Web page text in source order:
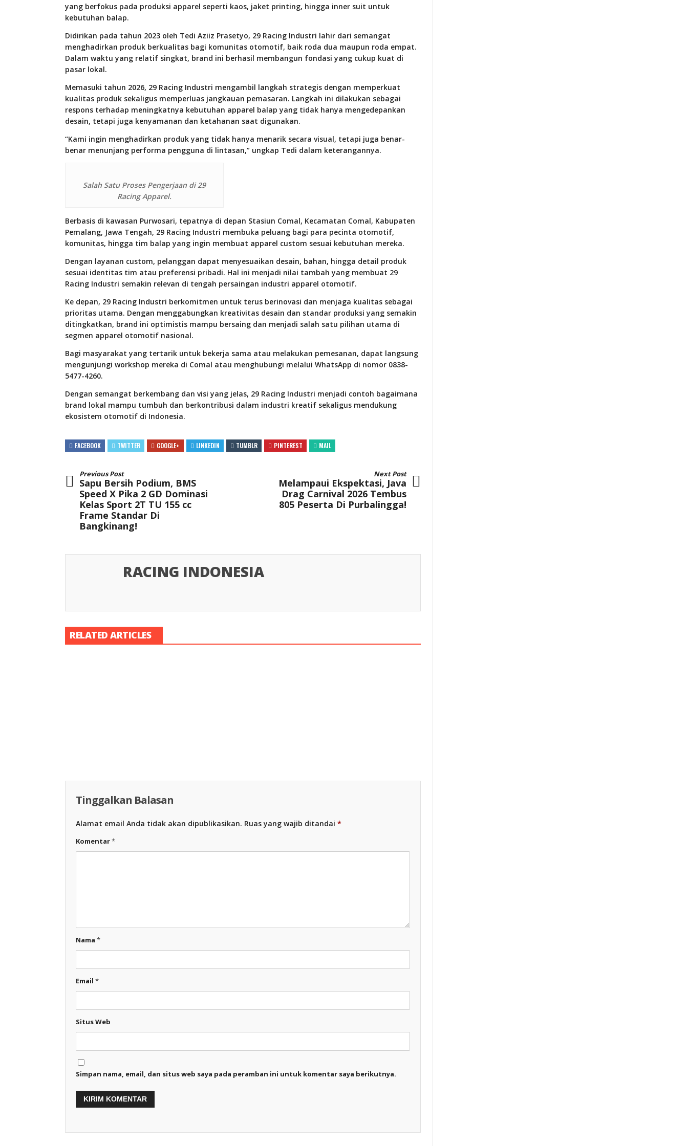
yang berfokus pada produksi apparel seperti kaos, jaket printing, hingga inner suit untuk
kebutuhan balap.
Didirikan pada tahun 2023 oleh Tedi Aziiz Prasetyo, 29 Racing Industri lahir dari semangat
menghadirkan produk berkualitas bagi komunitas otomotif, baik roda dua maupun roda empat.
Dalam waktu yang relatif singkat, brand ini berhasil membangun fondasi yang cukup kuat di
pasar lokal.
Memasuki tahun 2026, 29 Racing Industri mengambil langkah strategis dengan memperkuat
kualitas produk sekaligus memperluas jangkauan pemasaran. Langkah ini dilakukan sebagai
respons terhadap meningkatnya kebutuhan apparel balap yang tidak hanya mengedepankan
desain, tetapi juga kenyamanan dan ketahanan saat digunakan.
“Kami ingin menghadirkan produk yang tidak hanya menarik secara visual, tetapi juga benar-
benar menunjang performa pengguna di lintasan,” ungkap Tedi dalam keterangannya.
Salah Satu Proses Pengerjaan di 29
Racing Apparel.
Berbasis di kawasan Purwosari, tepatnya di depan Stasiun Comal, Kecamatan Comal, Kabupaten
Pemalang, Jawa Tengah, 29 Racing Industri membuka peluang bagi para pecinta otomotif,
komunitas, hingga tim balap yang ingin membuat apparel custom sesuai kebutuhan mereka.
Dengan layanan custom, pelanggan dapat menyesuaikan desain, bahan, hingga detail produk
sesuai identitas tim atau preferensi pribadi. Hal ini menjadi nilai tambah yang membuat 29
Racing Industri semakin relevan di tengah persaingan industri apparel otomotif.
Ke depan, 29 Racing Industri berkomitmen untuk terus berinovasi dan menjaga kualitas sebagai
prioritas utama. Dengan menggabungkan kreativitas desain dan standar produksi yang semakin
ditingkatkan, brand ini optimistis mampu bersaing dan menjadi salah satu pilihan utama di
segmen apparel otomotif nasional.
Bagi masyarakat yang tertarik untuk bekerja sama atau melakukan pemesanan, dapat langsung
mengunjungi workshop mereka di Comal atau menghubungi melalui WhatsApp di nomor 0838-
5477-4260.
Dengan semangat berkembang dan visi yang jelas, 29 Racing Industri menjadi contoh bagaimana
brand lokal mampu tumbuh dan berkontribusi dalam industri kreatif sekaligus mendukung
ekosistem otomotif di Indonesia.
FACEBOOK TWITTER GOOGLE+ LINKEDIN TUMBLR PINTEREST MAIL
Previous Post
Sapu Bersih Podium, BMS
Speed X Pika 2 GD Dominasi
Kelas Sport 2T TU 155 cc
Frame Standar Di
Bangkinang!
Next Post
Melampaui Ekspektasi, Java
Drag Carnival 2026 Tembus
805 Peserta Di Purbalingga!
RACING INDONESIA
RELATED ARTICLES
Tinggalkan Balasan
Alamat email Anda tidak akan dipublikasikan. Ruas yang wajib ditandai *
Komentar*
Nama *
Email *
Situs Web
Simpan nama, email, dan situs web saya pada peramban ini untuk komentar saya berikutnya.